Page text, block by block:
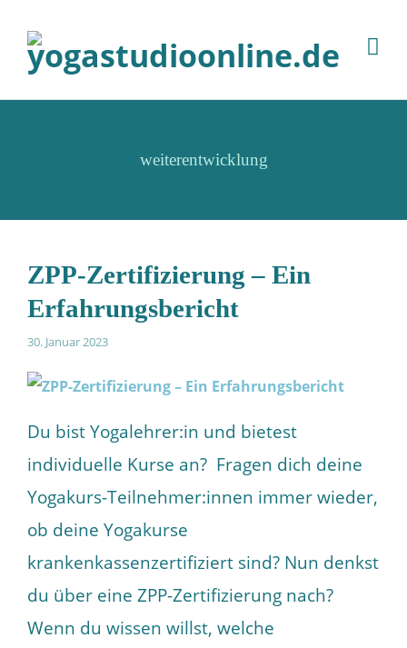
weiterentwicklung
ZPP-Zertifizierung – Ein
Erfahrungsbericht
30. Januar 2023
Du bist Yogalehrer:in und bietest
individuelle Kurse an? Fragen dich deine
Yogakurs-Teilnehmer:innen immer wieder,
ob deine Yogakurse
krankenkassenzertifiziert sind? Nun denkst
du über eine ZPP-Zertifizierung nach?
Wenn du wissen willst, welche